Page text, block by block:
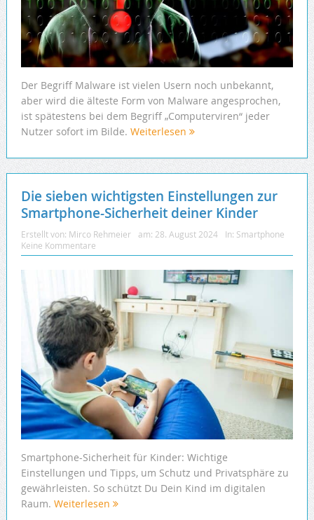
Der Begriff Malware ist vielen Usern noch unbekannt,
aber wird die älteste Form von Malware angesprochen,
ist spätestens bei dem Begriff „Computerviren“ jeder
Nutzer sofort im Bilde. Weiterlesen
Die sieben wichtigsten Einstellungen zur
Smartphone-Sicherheit deiner Kinder
Erstellt von: Mirco Rehmeier am: 28. August 2024 In: Smartphone
Keine Kommentare
Smartphone-Sicherheit für Kinder: Wichtige
Einstellungen und Tipps, um Schutz und Privatsphäre zu
gewährleisten. So schützt Du Dein Kind im digitalen
Raum. Weiterlesen